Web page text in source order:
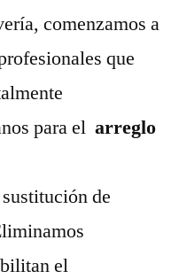
comenzamos a
que
para el arreglo
de
el